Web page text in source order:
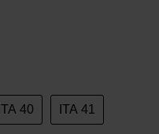
ITA 40 ITA 41